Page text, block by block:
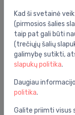
Bendrosios
Grupė:
Specifikacija
Produkto kodas:
Kad ši svetainė
(pirmosios šalies
taip pat gali būti
(trečiųjų šalių
galimybę sutikti,
slapukų politika.
Daugiau
politika.
Galite priimti visus